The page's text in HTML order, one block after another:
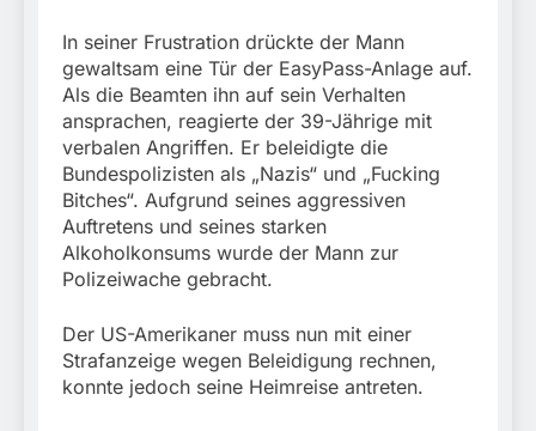
In seiner Frustration drückte der Mann
gewaltsam eine Tür der EasyPass-Anlage auf.
Als die Beamten ihn auf sein Verhalten
ansprachen, reagierte der 39-Jährige mit
verbalen Angriffen. Er beleidigte die
Bundespolizisten als „Nazis“ und „Fucking
Bitches“. Aufgrund seines aggressiven
Auftretens und seines starken
Alkoholkonsums wurde der Mann zur
Polizeiwache gebracht.
Der US-Amerikaner muss nun mit einer
Strafanzeige wegen Beleidigung rechnen,
konnte jedoch seine Heimreise antreten.